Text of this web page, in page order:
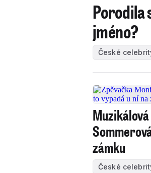
Porodila
jméno?
České
zámku
České